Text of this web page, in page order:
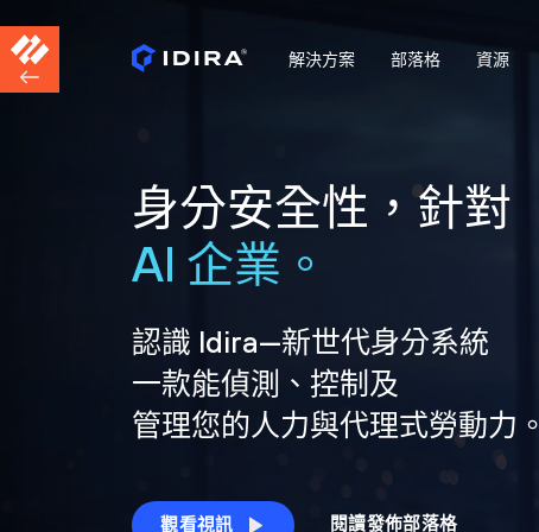
解決方案 部落格 資源
身分安全性，針對
AI 企業。
認識 Idira—新世代身分系統
一款能偵測、控制及
管理您的人力與代理式勞動力。
觀看視訊 閱讀發佈部落格